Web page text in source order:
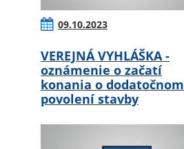
09.10.2023
VEREJNÁ VYHLÁŠKA -
oznámenie o začatí
konania o dodatočnom
povolení stavby